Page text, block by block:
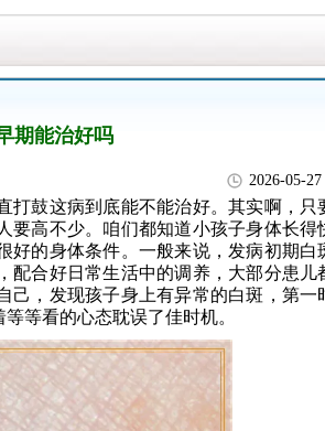
期能治好吗
2026-05-
鼓这病到底能不能治好。其实啊，只
要高不少。咱们都知道小孩子身体长得
的身体条件。一般来说，发病初期白
合好日常生活中的调养，大部分患儿
，发现孩子身上有异常的白斑，第一
等看的心态耽误了佳时机。